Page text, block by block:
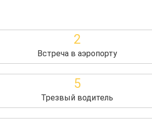
2
Встреча в аэропорту
5
Трезвый водитель